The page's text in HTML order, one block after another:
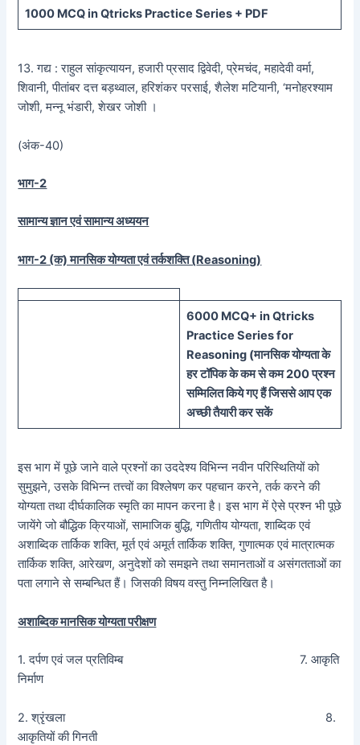
1000 MCQin Qtricks Practice Series + PDF
13. गद्य : राहुल सांकृत्यायन, हजारी प्रसाद द्विवेदी, प्रेमचंद, महादेवी वर्मा,
शिवानी, पीतांबर दत्त बड़थ्वाल, हरिशंकर परसाई, शैलेश मटियानी, ‘मनोहरश्याम
जोशी, मन्नू भंडारी, शेखर जोशी ।
(अंक-40)
भाग-2
सामान्य ज्ञान एवं सामान्य अध्ययन
भाग-2 (क) मानसिक योग्यता एवं तर्कशक्ति (Reasoning)
6000 MCQ+ inQtricks
Practice Seriesfor
Reasoning (मानसिकयोग्यता के
हर टॉपिक के कम से कम 200 प्रश्न
सम्मिलित किये गए हैं जिससे आप एक
अच्छी तैयारी कर सकें
इस भाग में पूछे जाने वाले प्रश्नों का उददेश्य विभिन्न नवीन परिस्थितियों को
सुमुझने, उसके विभिन्न तत्त्वों का विश्लेषण कर पहचान करने, तर्क करने की
योग्यता तथा दीर्घकालिक स्मृति का मापन करना है। इस भाग में ऐसे प्रश्न भी पूछे
जायेंगे जो बौद्धिक क्रियाओं, सामाजिक बुद्धि, गणितीय योग्यता, शाब्दिक एवं
अशाब्दिक तार्किक शक्ति, मूर्त एवं अमूर्त तार्किक शक्ति, गुणात्मक एवं मात्रात्मक
तार्किक शक्ति, आरेखण, अनुदेशों को समझने तथा समानताओं व असंगतताओं का
पता लगाने से सम्बन्धित हैं। जिसकी विषय वस्तु निम्नलिखित है।
अशाब्दिक मानसिक योग्यता परीक्षण
1. दर्पण एवं जल प्रतिविम्ब 7. आकृति
निर्माण
2. श्रृंखला 8.
आकृतियों की गिनती